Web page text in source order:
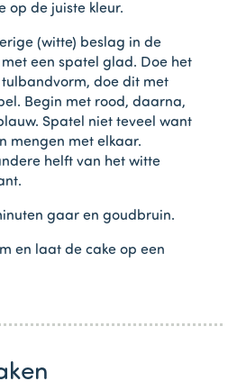
op de juiste kleur.
(witte) beslag in de
een spatel glad. Doe het
doe dit met
Begin met rood, daarna,
Spatel niet teveel want
mengen met elkaar.
helft van het witte
gaar en goudbruin.
en laat de cake op een